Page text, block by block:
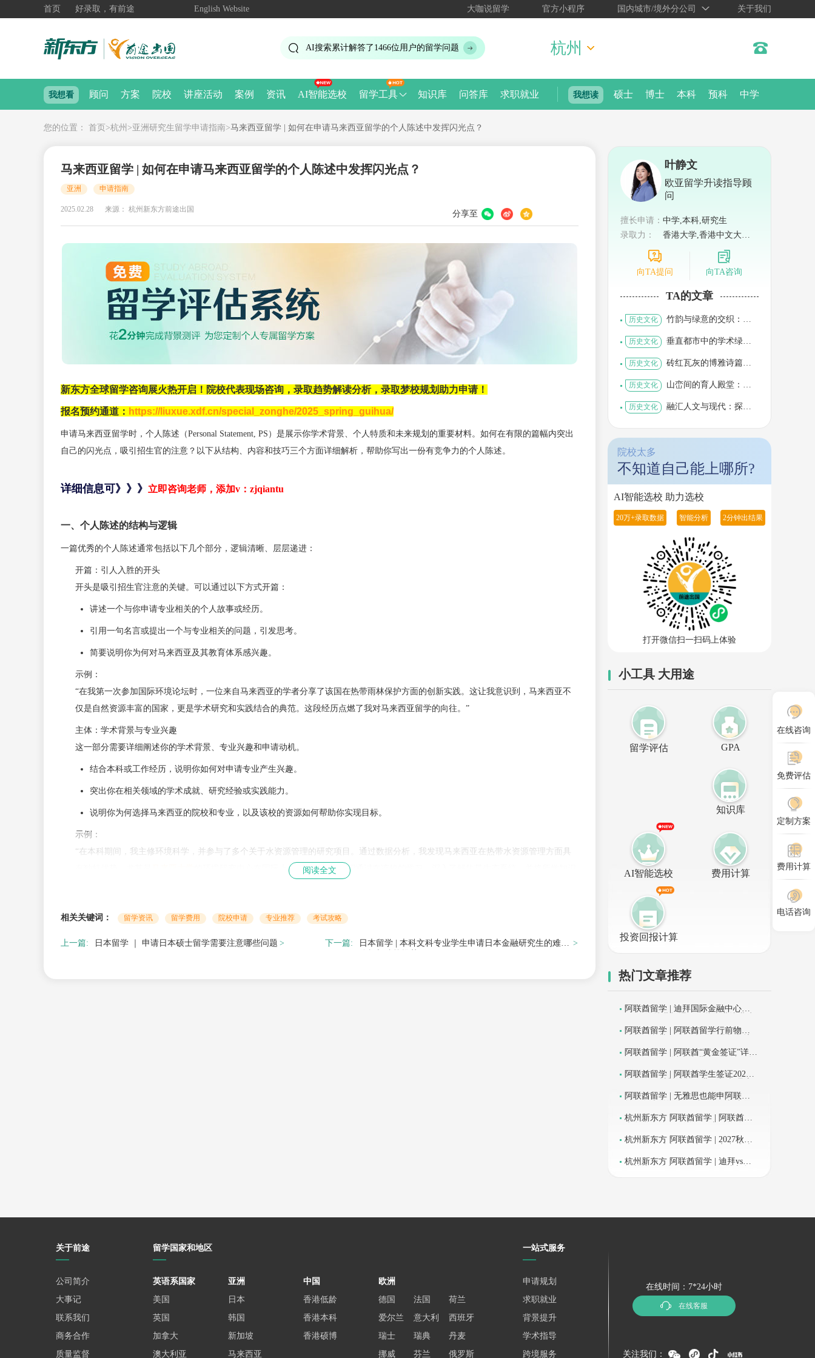
首页 好录取，有前途 English Website 大咖说留学 官方小程序 国内城市/境外分公司 关于我们
AI搜索累计解答了 1466位用户的留学问题 杭州
我想看 顾问 方案 院校 讲座活动 案例 资讯 AI智能选校 留学工具 知识库 问答库 求职就业 我想读 硕士 博士 本科 预科 中学
您的位置： 首页 >杭州 >亚洲研究生留学申请指南>马来西亚留学 | 如何在申请马来西亚留学的个人陈述中发挥闪光点？
马来西亚留学 | 如何在申请马来西亚留学的个人陈述中发挥闪光点？
亚洲 申请指南
2025.02.28 来源： 杭州新东方前途出国 分享至
阅读全文
新东方全球留学咨询展火热开启！院校代表现场咨询，录取趋势解读分析，录取梦校规划助力申请！
报名预约通道： https://liuxue.xdf.cn/special_zonghe/2025_spring_guihua/
申请马来西亚留学时，个人陈述（Personal Statement, PS）是展示你学术背景、个人特质和未来规划的重要材料。如何在有限的篇幅内突出
自己的闪光点，吸引招生官的注意？以下从结构、内容和技巧三个方面详细解析，帮助你写出一份有竞争力的个人陈述。
详细信息可》》》 立即咨询老师，添加v：zjqiantu
一、个人陈述的结构与逻辑
一篇优秀的个人陈述通常包括以下几个部分，逻辑清晰、层层递进：
开篇：引人入胜的开头
开头是吸引招生官注意的关键。可以通过以下方式开篇：
讲述一个与你申请专业相关的个人故事或经历。
引用一句名言或提出一个与专业相关的问题，引发思考。
简要说明你为何对马来西亚及其教育体系感兴趣。
示例：
“在我第一次参加国际环境论坛时，一位来自马来西亚的学者分享了该国在热带雨林保护方面的创新实践。这让我意识到，马来西亚不
仅是自然资源丰富的国家，更是学术研究和实践结合的典范。这段经历点燃了我对马来西亚留学的向往。”
主体：学术背景与专业兴趣
这一部分需要详细阐述你的学术背景、专业兴趣和申请动机。
结合本科或工作经历，说明你如何对申请专业产生兴趣。
突出你在相关领域的学术成就、研究经验或实践能力。
说明你为何选择马来西亚的院校和专业，以及该校的资源如何帮助你实现目标。
示例：
“在本科期间，我主修环境科学，并参与了多个关于水资源管理的研究项目。通过数据分析，我发现马来西亚在热带水资源管理方面具
的环境研究中心在国际上享有盛誉。我希望通过在该校的学习，深入了解热带生态系统，并将所学知识
结尾需要总结你的申请动机，并展望未来的职业或学术规划。
说明你如何利用在马来西亚的学习经历实现职业目标。
如果你有实习、志愿者或创业经历，可以重点描述这些经历如何提升你的实践能力和创新思维。
“在实习期间，我协助团队开发了一款基于AI的环境监测系统，成功应用于马来西亚某工业园区的污染监测项目，为当地环保部门提供
了实时数据支持。”
相关关键词： 留学资讯 留学费用 院校申请 专业推荐 考试攻略
上一篇: 日本留学 ｜ 申请日本硕士留学需要注意哪些问题
日本留学 | 本科文科专业学生申请日本金融研究生的难度
下一篇:
叶静文
欧亚留学升读指导顾
问
擅长申请： 中学,本科,研究生
录取力：
香港大学,香港中文大学,
香港科技大学,新加坡国
立大学,南洋理工大学
向TA提问
向TA咨询
TA的文章
历史文化
竹韵与绿意的交织：探
建筑美学
历史文化
垂直都市中的学术绿
的建筑美学
历史文化
砖红瓦灰的博雅诗篇：
筑美学
历史文化
山峦间的育人殿堂：探
建筑美学
历史文化
融汇人文与现代：探寻
学
院校太多
不知道自己能上哪所?
AI智能选校 助力选校
20万+录取数据 智能分析 2分钟出结果
打开微信扫一扫码上体验
小工具 大用途
留学评估 GPA
知识库
AI智能选校 费用计算
投资回报计算
热门文章推荐
阿联酋留学 | 迪拜国际金融中心与A
在阿联酋最抢手？
阿联酋留学 | 阿联酋留学行前物品
注意事项全梳理
阿联酋留学 | 阿联酋“黄金签证”详
长居
阿联酋留学 | 阿联酋学生签证2026
程
阿联酋留学 | 无雅思也能申阿联
路径全说清
杭州新东方 阿联酋留学 | 阿联酋硕
语言成绩与专业匹配全攻略
杭州新东方 阿联酋留学 | 2027秋季
要求、语言门槛与时间线梳理
杭州新东方 阿联酋留学 | 迪拜vs阿
在线咨询
免费评估
定制方案
费用计算
电话咨询
关于前途
公司简介
大事记
联系我们
商务合作
质量监督
留学国家和地区
英语系国家
美国
英国
加拿大
澳大利亚
亚洲
日本
韩国
新加坡
马来西亚
中国
香港低龄
香港本科
香港硕博
欧洲
德国
法国
荷兰
爱尔兰
意大利
西班牙
瑞士
瑞典
丹麦
挪威
芬兰 俄罗斯
一站式服务
申请规划
求职就业
背景提升
学术指导
跨境服务
在线时间：7*24小时
在线客服
关注我们：